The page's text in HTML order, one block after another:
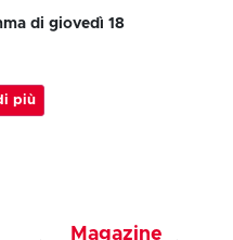
di giovedì 18
più
Magazine